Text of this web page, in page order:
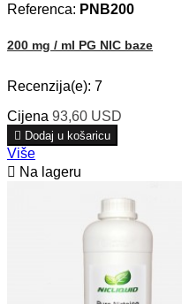
Referenca: PNB200
200 mg / ml PG NIC baze
Recenzija(e): 7
Cijena 93,60 USD
 Dodaj u košaricu
Više
 Na lageru